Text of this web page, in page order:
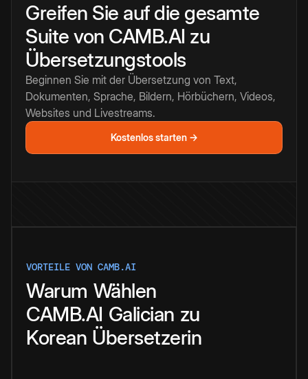
Greifen Sie auf die gesamte
Suite von CAMB.AI zu
Übersetzungstools
Beginnen Sie mit der Übersetzung von Text,
Dokumenten, Sprache, Bildern, Hörbüchern, Videos,
Websites und Livestreams.
Kostenlos starten →
VORTEILE VON CAMB.AI
Warum Wählen
CAMB.AI Galician zu
Korean Übersetzerin